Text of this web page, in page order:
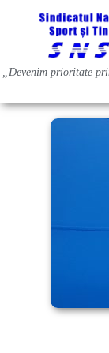
„Devenim prioritate